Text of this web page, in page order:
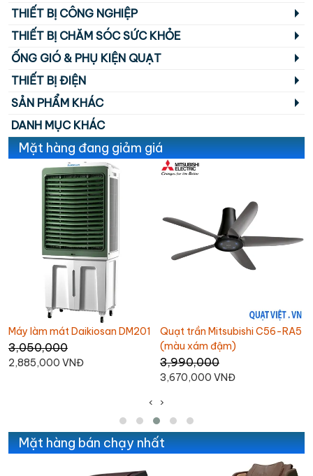
THIẾT BỊ CÔNG NGHIỆP
THIẾT BỊ CHĂM SÓC SỨC KHỎE
ỐNG GIÓ & PHỤ KIỆN QUẠT
THIẾT BỊ ĐIỆN
SẢN PHẨM KHÁC
DANH MỤC KHÁC
Mặt hàng đang giảm giá
Máy làm mát Daikiosan DM201
3,050,000
2,885,000 VNĐ
Quạt trần Mitsubishi C56-RA5
(màu xám đậm)
3,990,000
3,670,000 VNĐ
‹ ›
Mặt hàng bán chạy nhất